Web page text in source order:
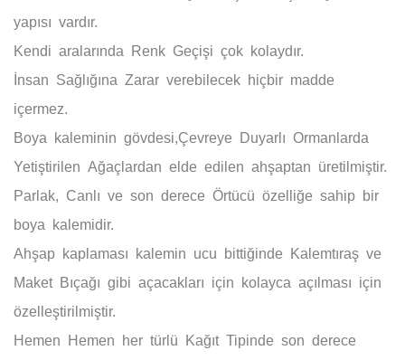
yapısı vardır.
Kendi aralarında Renk Geçişi çok kolaydır.
İnsan Sağlığına Zarar verebilecek hiçbir madde
içermez.
Boya kaleminin gövdesi, Çevreye Duyarlı Ormanlarda
Yetiştirilen Ağaçlardan elde edilen ahşaptan üretilmiştir.
Parlak
Canlı ve son derece Örtücü özelliğe sahip bir
boya kalemidir.
Ahşap kaplaması kalemin ucu bittiğinde Kalemtıraş ve
Maket Bıçağı gibi açacakları için kolayca açılması için
özelleştirilmiştir.
Hemen Hemen her türlü Kağıt Tipinde son derece